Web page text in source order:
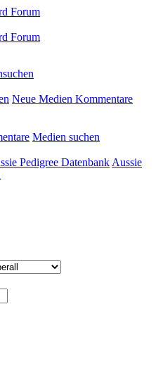
Neue Medien Kommentare
Medien suchen
Pedigree Datenbank Aussie